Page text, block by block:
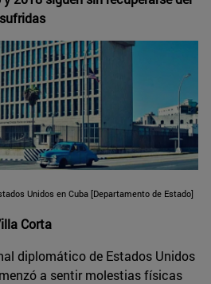
Unidos en Cuba [Departamento de Estado]
Corta
diplomático de Estados Unidos
a sentir molestias físicas